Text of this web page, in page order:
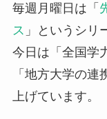
毎週月曜日は「
ス 」というシリ
今日は「全国学
「地方大学の
上げています。